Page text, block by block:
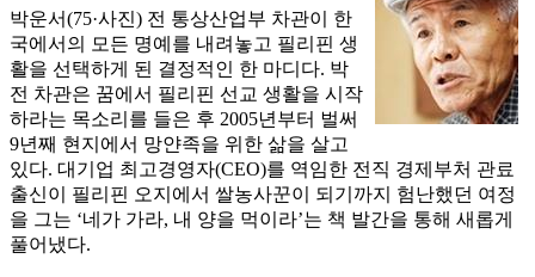
박운서(75·사진) 전 통상산업부 차관이 한
국에서의 모든 명예를 내려놓고 필리핀 생
활을 선택하게 된 결정적인 한 마디다. 박
전 차관은 꿈에서 필리핀 선교 생활을 시작
하라는 목소리를 들은 후 2005년부터 벌써
9년째 현지에서 망얀족을 위한 삶을 살고
있다. 대기업 최고경영자(CEO)를 역임한 전직 경제부처 관료
출신이 필리핀 오지에서 쌀농사꾼이 되기까지 험난했던 여정
을 그는 ‘네가 가라, 내 양을 먹이라’는 책 발간을 통해 새롭게
풀어냈다.